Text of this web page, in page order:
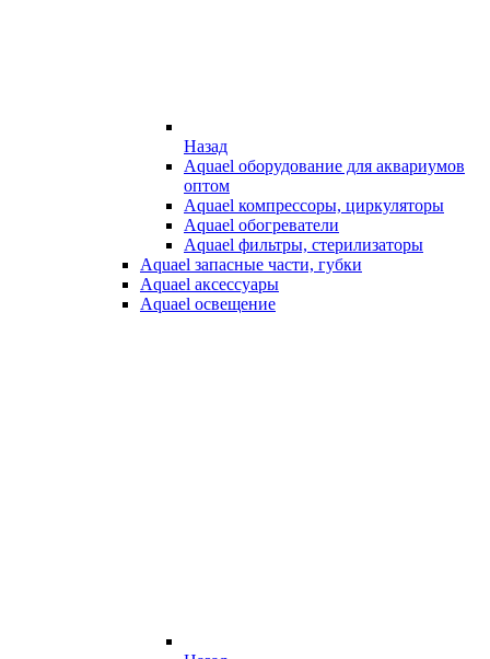
Назад
Aquael оборудование для аквариумов
оптом
Aquael компрессоры, циркуляторы
Aquael обогреватели
Aquael фильтры, стерилизаторы
Aquael запасные части, губки
Aquael аксессуары
Aquael освещение